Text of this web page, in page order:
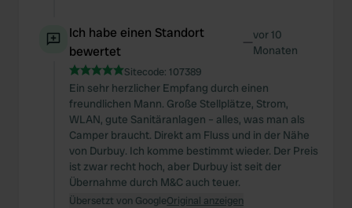
Ich habe einen Standort
bewertet
—vor 10
Monaten
Sitecode: 107389
Ein sehr herzlicher Empfang durch einen
freundlichen Mann. Große Stellplätze, Strom,
WLAN, gute Sanitäranlagen – alles, was man als
Camper braucht. Direkt am Fluss und in der Nähe
von Durbuy. Ich komme bestimmt wieder. Der Preis
ist zwar recht hoch, aber Durbuy ist seit der
Übernahme durch M&C auch teuer.
Übersetzt von GoogleOriginal anzeigen